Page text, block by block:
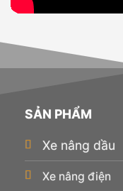
SẢN PHẨM
Xe nâng dầu
Xe nâng điện